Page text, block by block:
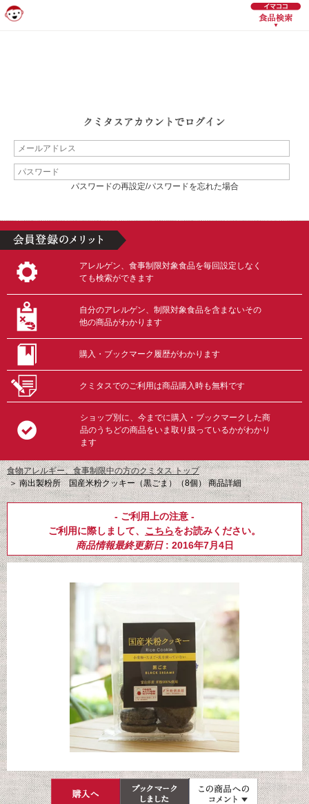
パスワードの再設定/パスワードを忘れた場合
アレルゲン、食事制限対象食品を毎回設定しなく
ても検索ができます
自分のアレルゲン、制限対象食品を含まないその
他の商品がわかります
購入・ブックマーク履歴がわかります
クミタスでのご利用は商品購入時も無料です
ショップ別に、今までに購入・ブックマークした商
品のうちどの商品をいま取り扱っているかがわかり
ます
食物アレルギー、食事制限中の方のクミタス トップ
＞南出製粉所 国産米粉クッキー（黒ごま）（8個） 商品詳細
- ご利用上の注意 -
ご利用に際しまして、 こちらをお読みください。
商品情報最終更新日: 2016年7月4日